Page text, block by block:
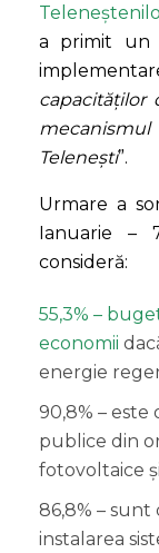
a primit un
capacităților
Telenești”.
Urmare a
Ianuarie –
consideră:
55,3% –
economii
energie
90,8% –
publice din
fotovoltaice
86,8% – sunt
instalarea